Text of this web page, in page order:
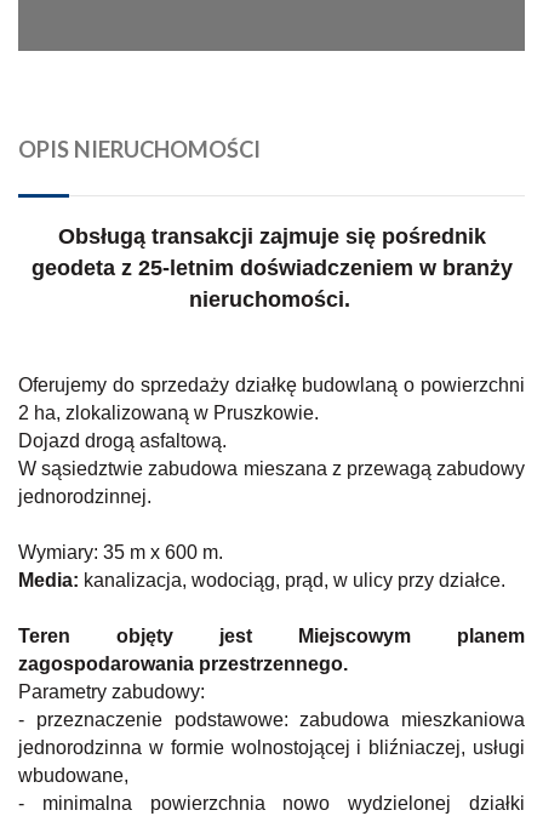
OPIS NIERUCHOMOŚCI
Obsługą transakcji zajmuje się pośrednik
geodeta z 25-letnim doświadczeniem w branży
nieruchomości.
Oferujemy do sprzedaży działkę budowlaną o powierzchni
2 ha, zlokalizowaną w Pruszkowie.
Dojazd drogą asfaltową.
W sąsiedztwie zabudowa mieszana z przewagą zabudowy
jednorodzinnej.
Wymiary: 35 m x 600 m.
Media: kanalizacja, wodociąg, prąd, w ulicy przy działce.
Teren objęty jest Miejscowym planem
zagospodarowania przestrzennego.
Parametry zabudowy:
- przeznaczenie podstawowe: zabudowa mieszkaniowa
jednorodzinna w formie wolnostojącej i bliźniaczej, usługi
wbudowane,
- minimalna powierzchnia nowo wydzielonej działki